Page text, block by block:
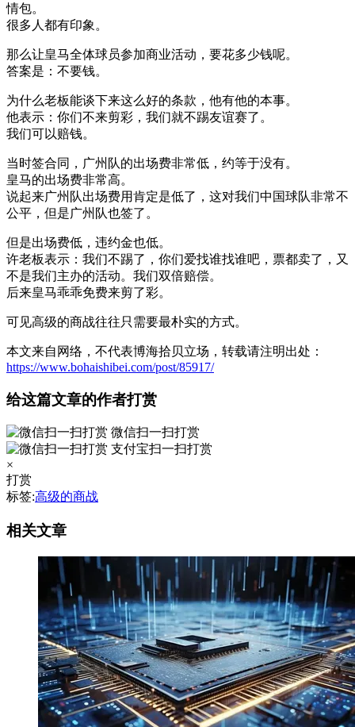
情包。
很多人都有印象。
那么让皇马全体球员参加商业活动，要花多少钱呢。
答案是：不要钱。
为什么老板能谈下来这么好的条款，他有他的本事。
他表示：你们不来剪彩，我们就不踢友谊赛了。
我们可以赔钱。
当时签合同，广州队的出场费非常低，约等于没有。
皇马的出场费非常高。
说起来广州队出场费用肯定是低了，这对我们中国球队非常不
公平，但是广州队也签了。
但是出场费低，违约金也低。
许老板表示：我们不踢了，你们爱找谁找谁吧，票都卖了，又
不是我们主办的活动。我们双倍赔偿。
后来皇马乖乖免费来剪了彩。
可见高级的商战往往只需要最朴实的方式。
本文来自网络，不代表博海拾贝立场，转载请注明出处：
https://www.bohaishibei.com/post/85917/
给这篇文章的作者打赏
微信扫一扫打赏
支付宝扫一扫打赏
×
打赏
标签:高级的商战
相关文章